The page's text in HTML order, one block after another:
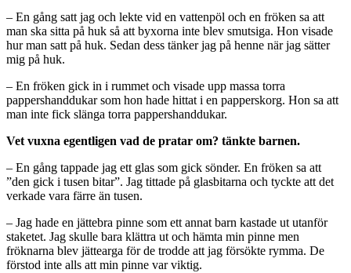
– En gång satt jag och lekte vid en vattenpöl och en fröken sa att
man ska sitta på huk så att byxorna inte blev smutsiga. Hon visade
hur man satt på huk. Sedan dess tänker jag på henne när jag sätter
mig på huk.
– En fröken gick in i rummet och visade upp massa torra
pappershanddukar som hon hade hittat i en papperskorg. Hon sa att
man inte fick slänga torra pappershanddukar.
Vet vuxna egentligen vad de pratar om? tänkte barnen.
– En gång tappade jag ett glas som gick sönder. En fröken sa att
”den gick i tusen bitar”. Jag tittade på glasbitarna och tyckte att det
verkade vara färre än tusen.
– Jag hade en jättebra pinne som ett annat barn kastade ut utanför
staketet. Jag skulle bara klättra ut och hämta min pinne men
fröknarna blev jättearga för de trodde att jag försökte rymma. De
förstod inte alls att min pinne var viktig.